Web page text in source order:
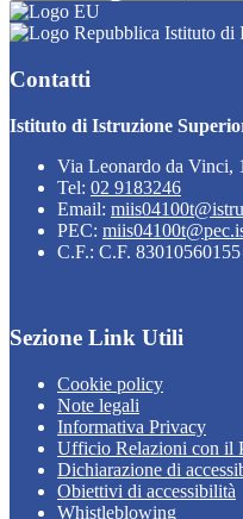
Istituto di
Contatti
Istituto di Istruzione
Via Leonardo da Vinci,
Tel: 02 9183246
Email:
PEC:
C.F.: C.F. 83010560155
Sezione Link Utili
Cookie policy
Note legali
Informativa Privacy
Ufficio Relazioni con il
Dichiarazione di
Obiettivi di accessibilità
Whistleblowing